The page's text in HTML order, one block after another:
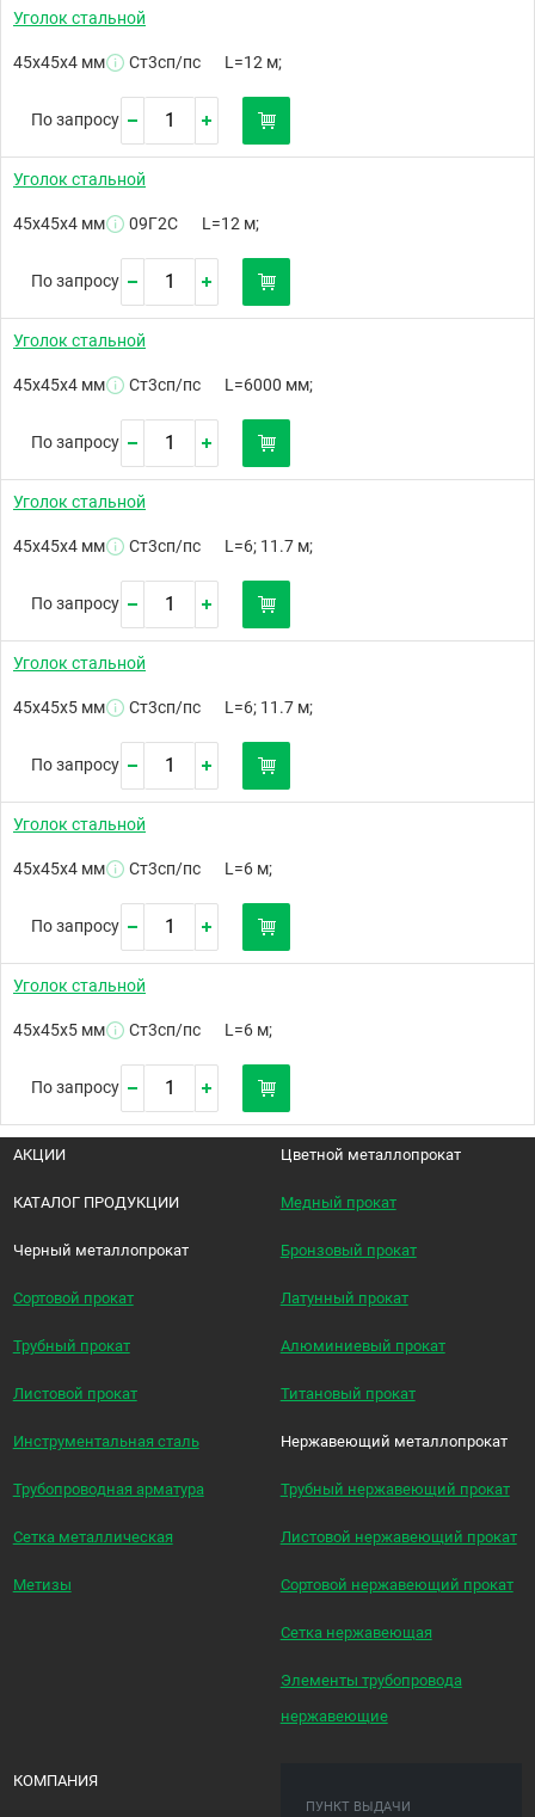
Уголок стальной
45х45х4 мм Ст3сп/пс L=12 м;
По запросу
Уголок стальной
45х45х4 мм 09Г2С L=12 м;
По запросу
Уголок стальной
45х45х4 мм Ст3сп/пс L=6000 мм;
По запросу
Уголок стальной
45х45х4 мм Ст3сп/пс L=6; 11.7 м;
По запросу
Уголок стальной
45х45х5 мм Ст3сп/пс L=6; 11.7 м;
По запросу
Уголок стальной
45х45х4 мм Ст3сп/пс L=6 м;
По запросу
Уголок стальной
45х45х5 мм Ст3сп/пс L=6 м;
По запросу
АКЦИИ
КАТАЛОГ ПРОДУКЦИИ
Черный металлопрокат
Сортовой прокат
Трубный прокат
Листовой прокат
Инструментальная сталь
Трубопроводная арматура
Сетка металлическая
Метизы
Цветной металлопрокат
Медный прокат
Бронзовый прокат
Латунный прокат
Алюминиевый прокат
Титановый прокат
Нержавеющий металлопрокат
Трубный нержавеющий прокат
Листовой нержавеющий прокат
Сортовой нержавеющий прокат
Сетка нержавеющая
Элементы трубопровода
нержавеющие
КОМПАНИЯ
ПУНКТ ВЫДАЧИ